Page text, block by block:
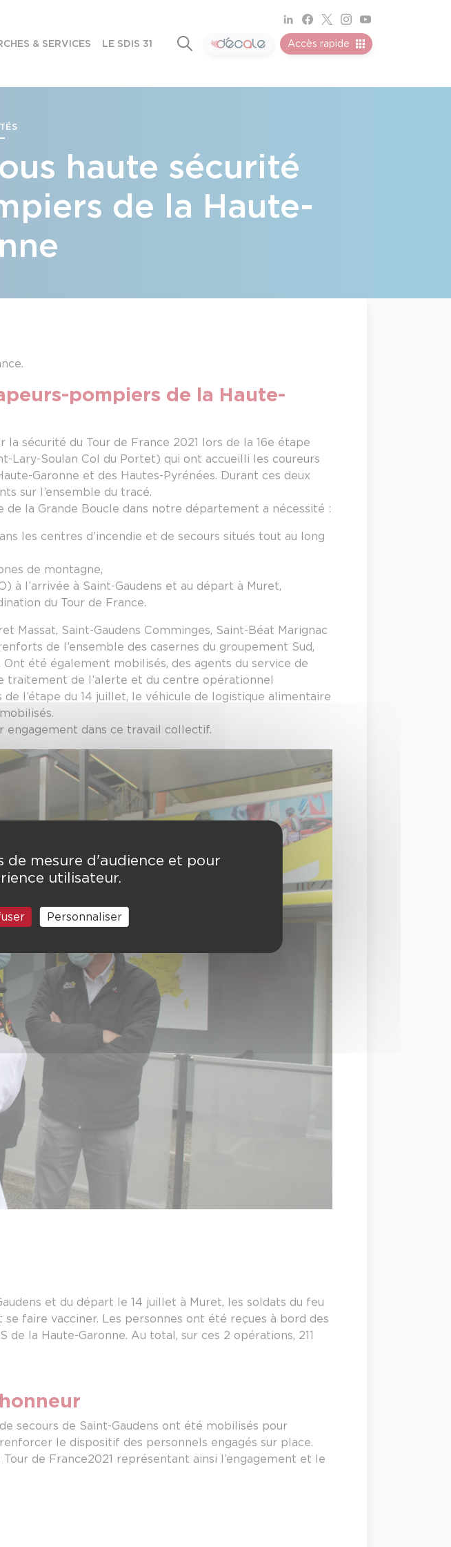
& SERVICES LE SDIS 31 Accès rapide
haute sécurité
de la Haute-
pompiers de la Haute-
sécurité du Tour de France 2021 lors de la 16e étape
Lary-Soulan Col du Portet) qui ont accueilli les coureurs
Garonne et des Hautes-Pyrénées. Durant ces deux
sur l’ensemble du tracé.
de la Grande Boucle dans notre département a nécessité :
les centres d’incendie et de secours situés tout au long
de montagne,
à l’arrivée à Saint-Gaudens et au départ à Muret,
du Tour de France.
Massat, Saint-Gaudens Comminges, Saint-Béat Marignac
de l’ensemble des casernes du groupement Sud,
Ont été également mobilisés, des agents du service de
traitement de l’alerte et du centre opérationnel
l’étape du 14 juillet, le véhicule de logistique alimentaire
engagement dans ce travail collectif.
et du départ le 14 juillet à Muret, les soldats du feu
faire vacciner. Les personnes ont été reçues à bord des
la Haute-Garonne. Au total, sur ces 2 opérations, 211
secours de Saint-Gaudens ont été mobilisés pour
le dispositif des personnels engagés sur place.
de France2021 représentant ainsi l’engagement et le
de mesure d'audience et pour
utilisateur.
Personnaliser